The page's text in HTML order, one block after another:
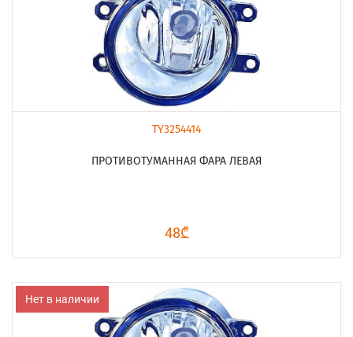
TY3254414
ПРОТИВОТУМАННАЯ ФАРА ЛЕВАЯ
48₾
Нет в наличии